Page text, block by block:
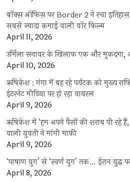
बॉक्स ऑफिस पर Border 2 ने रचा
सबसे ज्यादा कमाई वाली वॉर फिल्म
April 11, 2026
उर्मिला सनावर के खिलाफ एक और मुकदमा,
April 10, 2026
ऋषिकेश : गंगा में बह रहे पर्यटक को मुख्य
इंटरनेट मीडिया पर हो रहा वायरल
April 9, 2026
ऋषिकेश में ‘हम अपने पैसों की शराब पी रहे
वाली युवती ने मांगी माफी
April 9, 2026
‘पाषाण युग’ से ‘स्वर्ण युग’ तक… ईरान युद्ध
April 8, 2026